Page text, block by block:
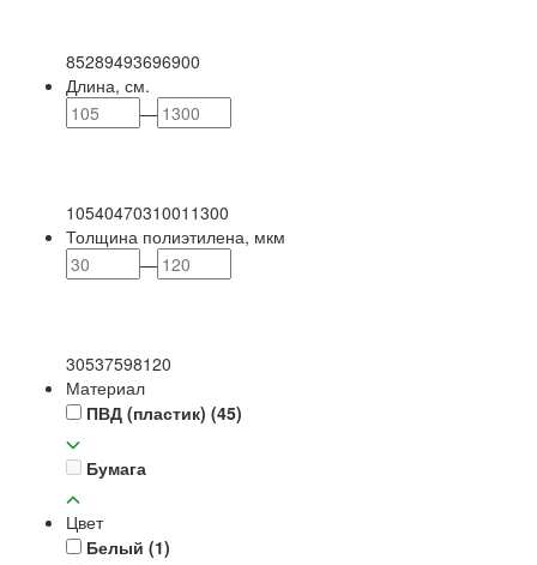
85289493696900
Длина, см.
—
1054047031001 1300
Толщина полиэтилена, мкм
—
30537598120
Материал
ПВД (пластик) (45)
Бумага
Цвет
Белый (1)